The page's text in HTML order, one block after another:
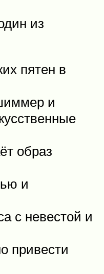
из
пятен в
и
образ
и
с невестой и
привести